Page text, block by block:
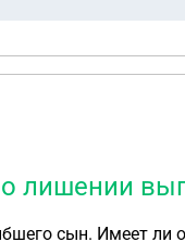
о лишении
сын. Имеет ли